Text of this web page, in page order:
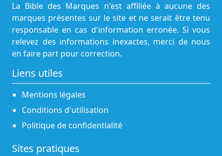
La Bible des Marques n'est affiliée à aucune des
marques présentes sur le site et ne serait être tenu
responsable en cas d'information erronée. Si vous
relevez des informations inexactes, merci de nous
en faire part pour correction.
Liens utiles
Mentions légales
Conditions d'utilisation
Politique de confidentialité
Sites pratiques